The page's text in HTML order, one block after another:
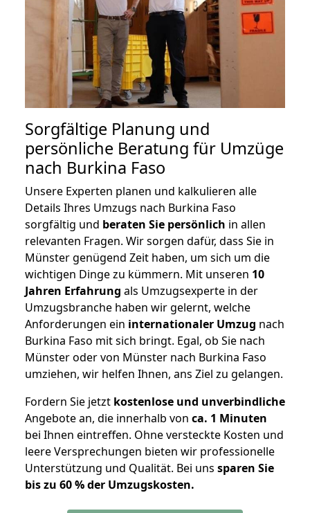
Sorgfältige Planung und
persönliche Beratung für Umzüge
nach Burkina Faso
Unsere Experten planen und kalkulieren alle
Details Ihres Umzugs nach Burkina Faso
sorgfältig und beraten Sie persönlich in allen
relevanten Fragen. Wir sorgen dafür, dass Sie in
Münster genügend Zeit haben, um sich um die
wichtigen Dinge zu kümmern. Mit unseren 10
Jahren Erfahrung als Umzugsexperte in der
Umzugsbranche haben wir gelernt, welche
Anforderungen ein internationaler Umzug nach
Burkina Faso mit sich bringt. Egal, ob Sie nach
Münster oder von Münster nach Burkina Faso
umziehen, wir helfen Ihnen, ans Ziel zu gelangen.
Fordern Sie jetzt kostenlose und unverbindliche
Angebote an, die innerhalb von ca. 1 Minuten
bei Ihnen eintreffen. Ohne versteckte Kosten und
leere Versprechungen bieten wir professionelle
Unterstützung und Qualität. Bei uns sparen Sie
bis zu 60 % der Umzugskosten.